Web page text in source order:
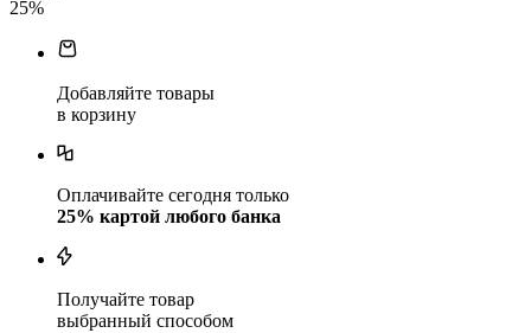
25%
Добавляйте товары
в корзину
Оплачивайте сегодня только
25% картой любого банка
Получайте товар
выбранный способом